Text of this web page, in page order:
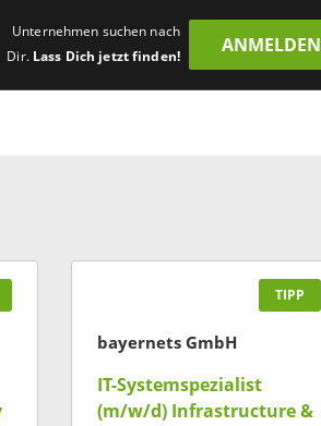
Unternehmen suchen nach
Dir. Lass Dich jetzt finden!
ANMELDEN
TIPP
bayernets GmbH
IT-Systemspezialist
(m/w/d) Infrastructure &